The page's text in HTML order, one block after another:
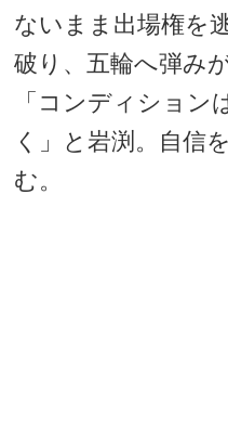
ないまま出場権を
破り、五輪へ弾み
「コンディション
く」と岩渕。自信
む。